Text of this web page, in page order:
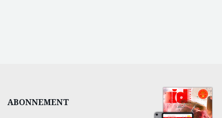
ABONNEMENT